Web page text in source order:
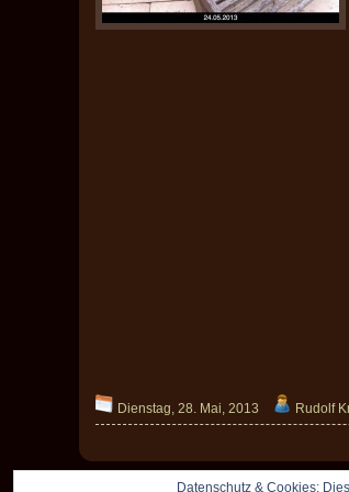
Dienstag, 28. Mai, 2013 Rudolf
Datenschutz & Cookies: